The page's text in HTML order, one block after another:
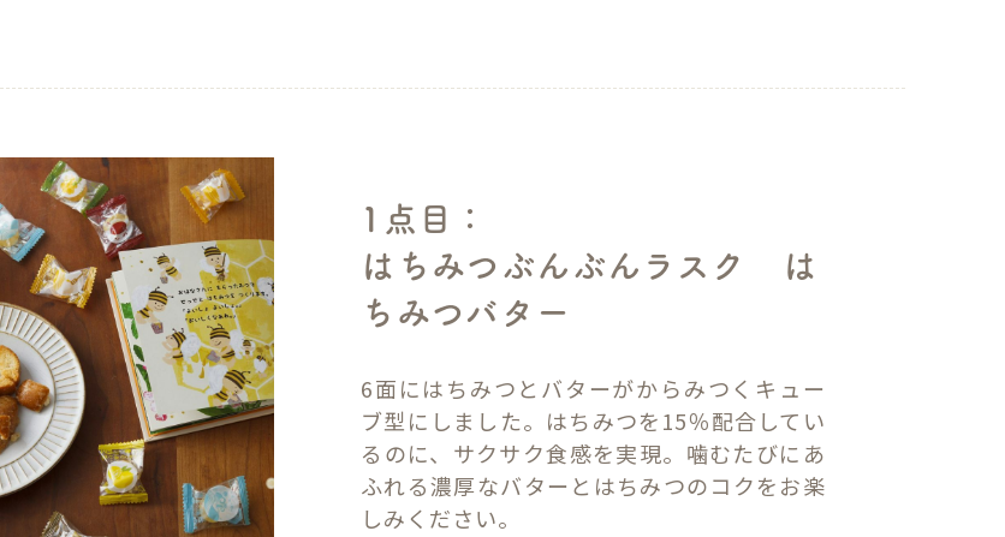
1点目：
はちみつぶんぶんラスク は
ちみつバター
6面にはちみつとバターがからみつくキュー
ブ型にしました。はちみつを15％配合してい
るのに、サクサク食感を実現。噛むたびにあ
ふれる濃厚なバターとはちみつのコクをお楽
しみください。